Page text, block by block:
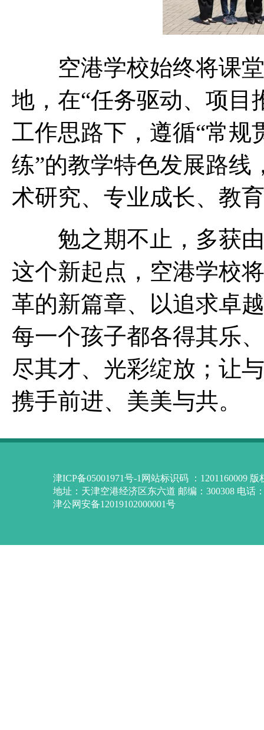
空港学校始终将课堂
地，在“任务驱动、项目
工作思路下，遵循“常
练”的教学特色发展路线
术研究、专业成长、教
勉之期不止，多获由
这个新起点，空港学校
革的新篇章、以追求卓
每一个孩子都各得其乐
尽其才、光彩绽放；让
携手前进、美美与共。
津ICP备05001971号-1网站标识码 ：1201160009
地址：天津空港经济区东六道 邮编：300308 电话
津公网安备12019102000001号